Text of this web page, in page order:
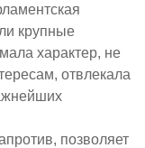
крупные
характер, не
отвлекала
позволяет